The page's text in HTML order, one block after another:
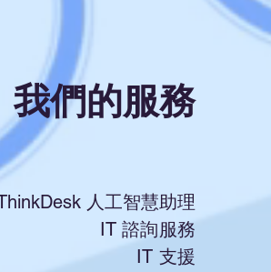
​我們的服務
人工智慧助理
IT 諮詢服務
IT 支援